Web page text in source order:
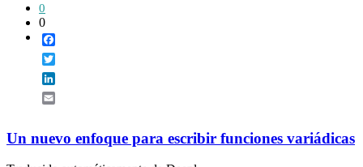
0
0
Un nuevo enfoque para escribir funciones variádicas